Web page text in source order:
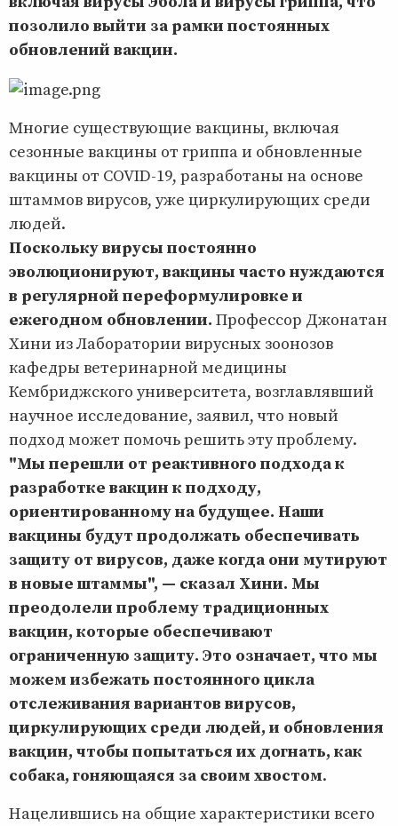
позолило выйти за рамки постоянных
обновлений вакцин.
Многие существующие вакцины, включая
сезонные вакцины от гриппа и обновленные
вакцины от COVID-19, разработаны на основе
штаммов вирусов, уже циркулирующих среди
людей.
Поскольку вирусы постоянно
эволюционируют, вакцины часто нуждаются
в регулярной переформулировке и
ежегодном обновлении. Профессор Джонатан
Хини из Лаборатории вирусных зоонозов
кафедры ветеринарной медицины
Кембриджского университета, возглавлявший
научное исследование, заявил, что новый
подход может помочь решить эту проблему.
"Мы перешли от реактивного подхода к
разработке вакцин к подходу,
ориентированному на будущее. Наши
вакцины будут продолжать обеспечивать
защиту от вирусов, даже когда они мутируют
в новые штаммы", — сказал Хини. Мы
преодолели проблему традиционных
вакцин, которые обеспечивают
ограниченную защиту. Это означает, что мы
можем избежать постоянного цикла
отслеживания вариантов вирусов,
циркулирующих среди людей, и обновления
вакцин, чтобы попытаться их догнать, как
собака, гоняющаяся за своим хвостом.
Нацелившись на общие характеристики всего